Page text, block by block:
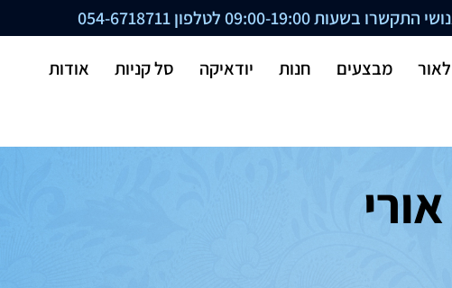
בשעות 09:00-19:00 לטלפון 054-6718711
מבצעים חנות יודאיקה סל קניות
אודות